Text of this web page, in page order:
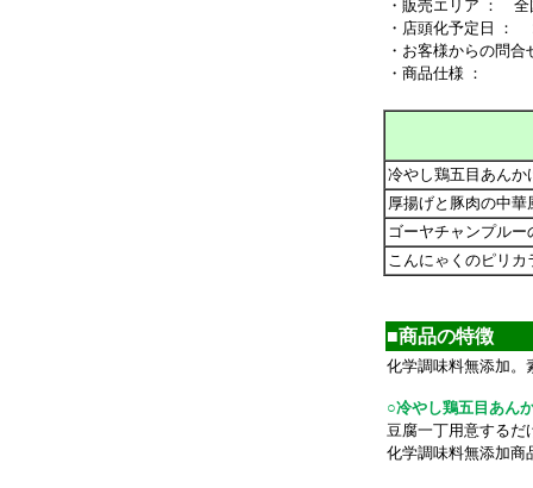
・販売エリア ： 全
・店頭化予定日 ：
・お客様からの問
・商品仕様 ：
冷やし鶏五目あんか
厚揚げと豚肉の中華
ゴーヤチャンプルー
こんにゃくのピリカ
■商品の特徴
化学調味料無添加。
○冷やし鶏五目あん
豆腐一丁用意するだ
化学調味料無添加商